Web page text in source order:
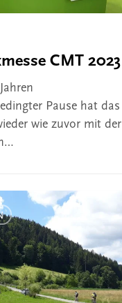
CMT 2023
Pause hat das
wie zuvor mit der